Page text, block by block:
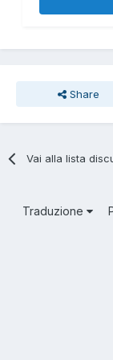
Share
Vai alla lista
Traduzione